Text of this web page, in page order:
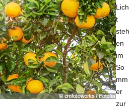
Lich
t
steh
en
im
So
mm
er
zur